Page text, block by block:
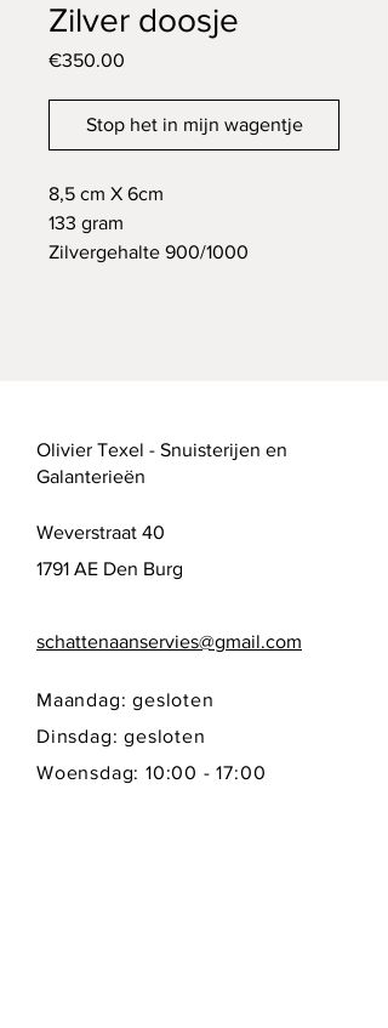
Zilver doosje
€350.00
Stop het in mijn wagentje
8,5 cm X 6cm
133 gram
Zilvergehalte 900/1000
Olivier Texel - Snuisterijen en
Galanterieën
Weverstraat 40
1791 AE Den Burg
schattenaanservies@gmail.com
Maandag: gesloten
Dinsdag: gesloten
Woensdag: 10:00 - 17:00